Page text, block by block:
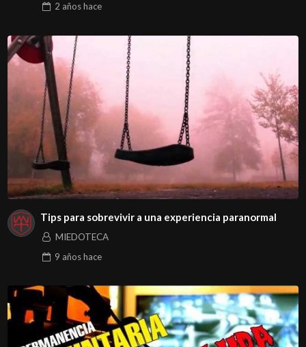
2 añoshace
Tips para sobrevivir a una experiencia paranormal
MIEDOTECA
9 añoshace